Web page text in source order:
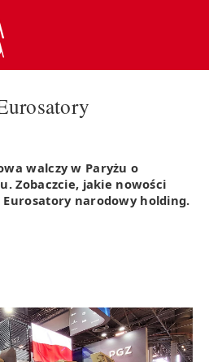
walczy w Paryżu o
Zobaczcie, jakie nowości
narodowy holding.